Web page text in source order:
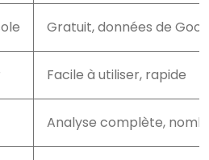
Gratuit, données de
Facile à utiliser, rapide
Analyse complète,